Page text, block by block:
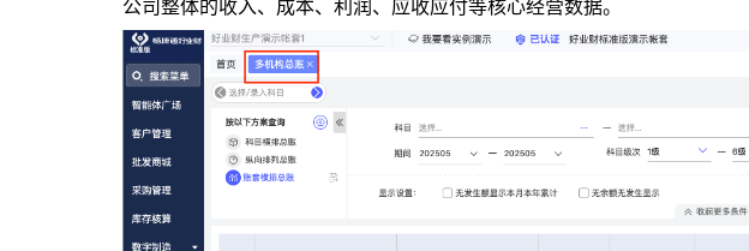
公司整体的收入、成本、利润、应收应付等核心经营数据。